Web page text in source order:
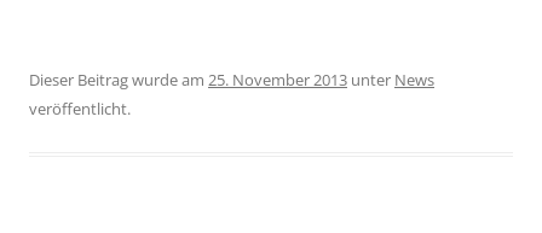
Dieser Beitrag wurde am 25. November 2013 unter News
veröffentlicht.